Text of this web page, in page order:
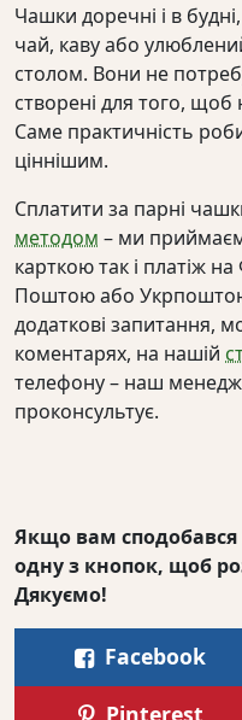
Чашки доречні і в
чай, каву або
столом. Вони не
створені для того,
Саме практичність
ціннішим.
Сплатити за парні
методом – ми
карткою так і платіж
Поштою або
додаткові запитання,
коментарях, на нашій
телефону – наш
проконсультує.
Якщо вам сподобався
одну з кнопок, щоб
Дякуємо!
Facebook
Pinterest